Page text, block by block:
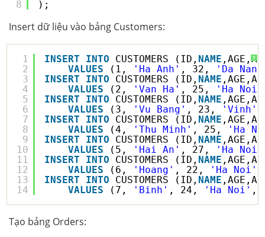
8 );
Insert dữ liệu vào bảng Customers:
?
1
2
3
4
5
6
7
8
9
10
11
12
13
14
INSERT INTO CUSTOMERS (ID, NAME
VALUES
(1, 'Ha Anh' , 32,
'Da
INSERT
INTO CUSTOMERS (ID, NAME
VALUES
(2, 'Van Ha' , 25, 'Ha Noi'
INSERT
INTO CUSTOMERS (ID, NAME
VALUES
(3, 'Vu Bang' , 23, 'Vinh'
INSERT
INTO CUSTOMERS (ID, NAME
VALUES
(4, 'Thu Minh' , 25,
'Ha
INSERT
INTO CUSTOMERS (ID, NAME
VALUES
(5, 'Hai An' , 27, 'Ha Noi'
INSERT
INTO CUSTOMERS (ID, NAME
VALUES
(6, 'Hoang' , 22, 'Ha Noi'
INSERT
INTO CUSTOMERS (ID, NAME
VALUES
(7, 'Binh' , 24, 'Ha Noi' ,
Tạo bảng Orders: